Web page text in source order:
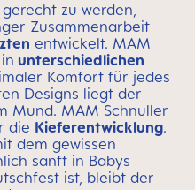
zu werden,
Zusammenarbeit
entwickelt. MAM
unterschiedlichen
Komfort für jedes
Designs liegt der
Mund. MAM Schnuller
die Kieferentwicklung.
dem gewissen
sanft in Babys
ist, bleibt der